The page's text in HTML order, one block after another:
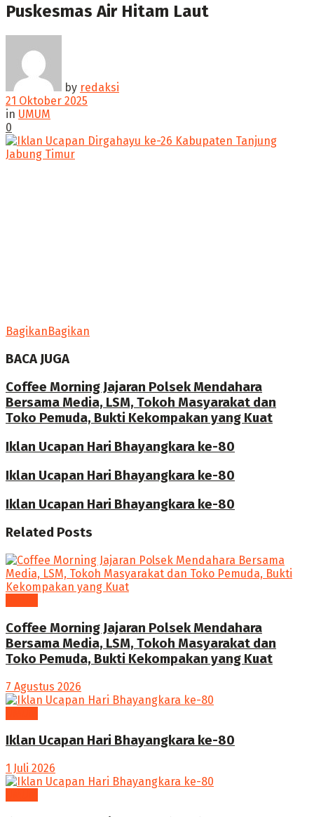
Puskesmas Air Hitam Laut
by redaksi
21 Oktober 2025
in UMUM
0
BagikanBagikan
BACA JUGA
Coffee Morning Jajaran Polsek Mendahara
Bersama Media, LSM, Tokoh Masyarakat dan
Toko Pemuda, Bukti Kekompakan yang Kuat
Iklan Ucapan Hari Bhayangkara ke-80
Iklan Ucapan Hari Bhayangkara ke-80
Iklan Ucapan Hari Bhayangkara ke-80
Related Posts
Coffee Morning Jajaran Polsek Mendahara
Bersama Media, LSM, Tokoh Masyarakat dan
Toko Pemuda, Bukti Kekompakan yang Kuat
7 Agustus 2026
Iklan Ucapan Hari Bhayangkara ke-80
1 Juli 2026